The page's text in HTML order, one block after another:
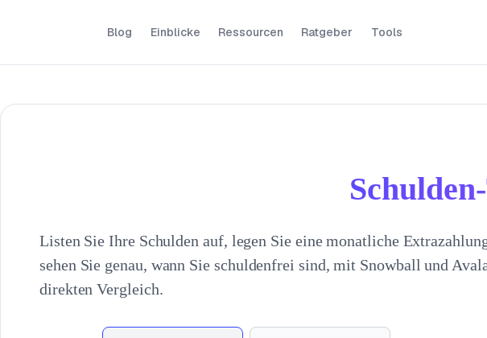
Blog Einblicke Ressourcen Ratgeber Tools
Listen Sie Ihre Schulden auf, legen Sie eine monatliche
sehen Sie genau, wann Sie schuldenfrei sind, mit Snowball und
direkten Vergleich.